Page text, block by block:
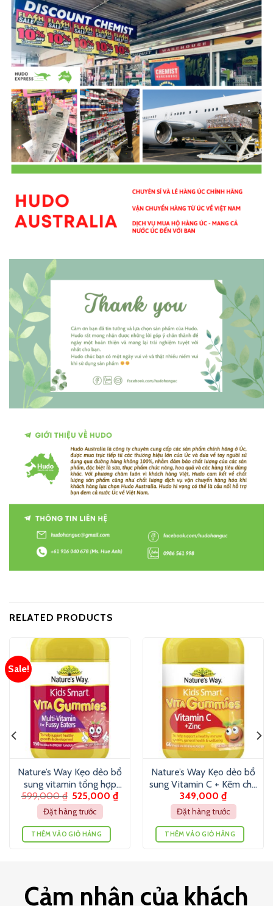
RELATED PRODUCTS
Sale!
Nature’s Way Kẹo dẻo bổ
sung vitamin tổng hợp
cho trẻ biếng ăn (150
viên)
599,000₫ 525,000₫
Đặt hàng trước
THÊM VÀO GIỎ HÀNG
Nature’s Way Kẹo dẻo bổ
sung Vitamin C + Kẽm cho
bé (60 viên)
349,000 ₫
Đặt hàng trước
THÊM VÀO GIỎ HÀNG
Cảm nhận của khách